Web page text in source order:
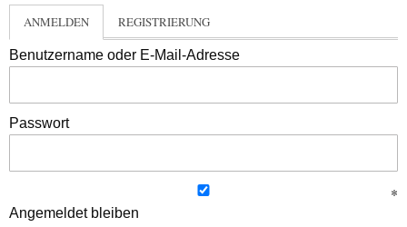
ANMELDEN REGISTRIERUNG
Benutzername oder E-Mail-Adresse
Passwort
Angemeldet bleiben